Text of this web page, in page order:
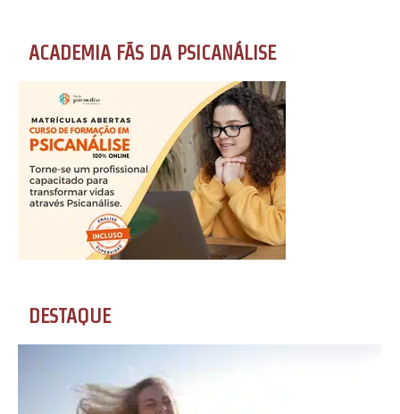
ACADEMIA FÃS DA PSICANÁLISE
DESTAQUE